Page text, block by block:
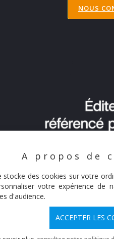
A propos de
stocke des cookies sur votre
votre expérience de
d'audience.
ACCEPTER LES
NOUS
© Synaltic 2026